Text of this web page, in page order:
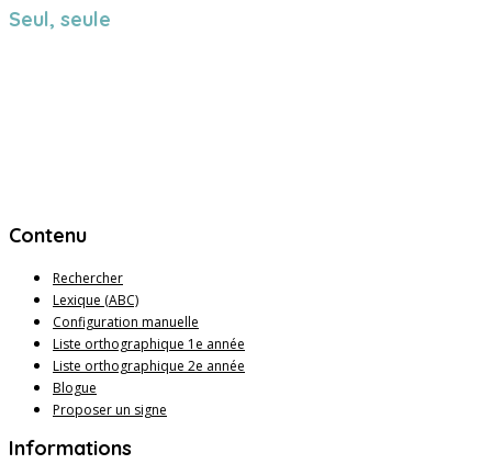
Seul, seule
Contenu
Rechercher
Lexique (ABC)
Configuration manuelle
Liste orthographique 1e année
Liste orthographique 2e année
Blogue
Proposer un signe
Informations